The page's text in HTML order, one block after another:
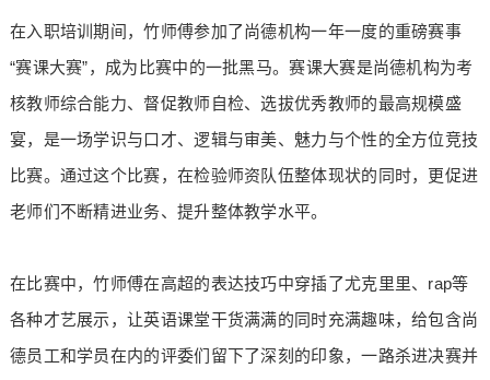
在入职培训期间，竹师傅参加了尚德机构一年一度的重磅赛事
“赛课大赛”，成为比赛中的一批黑马。赛课大赛是尚德机构为考
核教师综合能力、督促教师自检、选拔优秀教师的最高规模盛
宴，是一场学识与口才、逻辑与审美、魅力与个性的全方位竞技
比赛。通过这个比赛，在检验师资队伍整体现状的同时，更促进
老师们不断精进业务、提升整体教学水平。
在比赛中，竹师傅在高超的表达技巧中穿插了尤克里里、rap等
各种才艺展示，让英语课堂干货满满的同时充满趣味，给包含尚
德员工和学员在内的评委们留下了深刻的印象，一路杀进决赛并